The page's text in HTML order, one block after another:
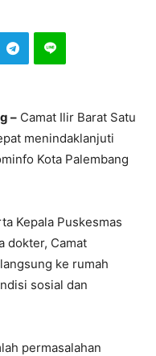
– Camat Ilir Barat Satu
menindaklanjuti
Kota Palembang
Kepala Puskesmas
dokter, Camat
ke rumah
sosial dan
permasalahan